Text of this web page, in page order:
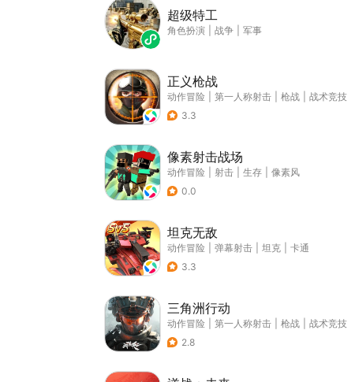
超级特工
角色扮演 战争 军事
正义枪战
动作冒险 第一人称射击 枪战
战术竞技
3.3
像素射击战场
动作冒险 射击 生存
像素风
0.0
坦克无敌
动作冒险 弹幕射击 坦克
卡通
3.3
三角洲行动
动作冒险 第一人称射击 枪战
战术竞技
2.8